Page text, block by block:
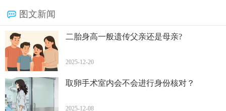
图文新闻
二胎身高一般遗传父亲还是母亲?
2025-12-20
取卵手术室内会不会进行身份核对？
2025-12-08